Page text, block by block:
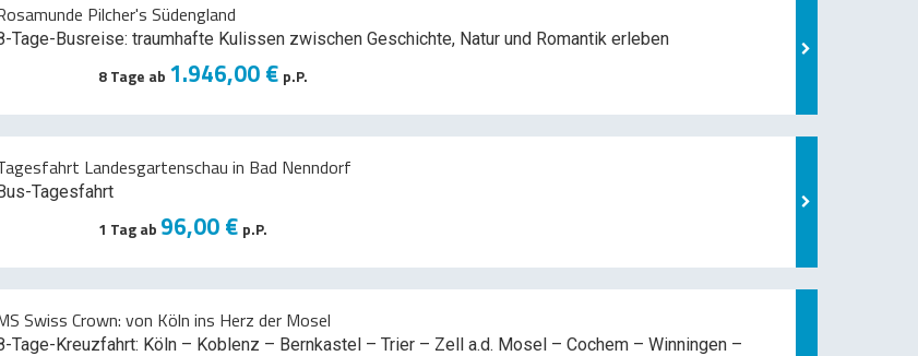
Pilcher's Südengland
Tage-Busreise: traumhafte Kulissen zwischen Geschichte, Natur und Romantik erleben
8 Tage ab 1.946,00 € p.P.
Landesgartenschau in Bad Nenndorf
Tagesfahrt
1 Tag ab 96,00 € p.P.
Swiss Crown: von Köln ins Herz der Mosel
Tage-Kreuzfahrt: Köln – Koblenz – Bernkastel – Trier – Zell a.d. Mosel – Cochem – Winningen –